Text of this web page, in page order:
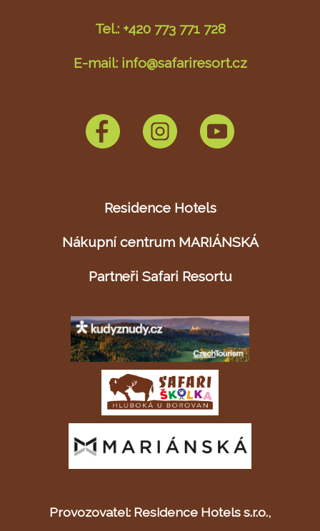
Tel.: +420 773 771 728
E-mail: info@safariresort.cz
Residence Hotels
Nákupní centrum MARIÁNSKÁ
Partneři Safari Resortu
Provozovatel: Residence Hotels s.r.o.,